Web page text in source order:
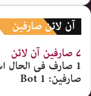
آن لائن صارفین
۷ صارفین
آن لائن
1 صارف فی الحال
صارفین: 1 Bot